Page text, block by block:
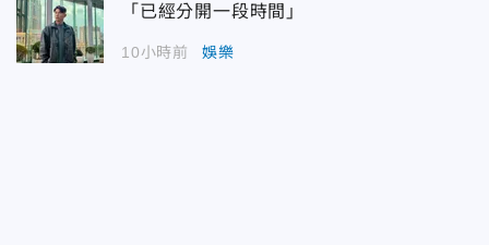
「已經分開一段時間」
10小時前 娛樂